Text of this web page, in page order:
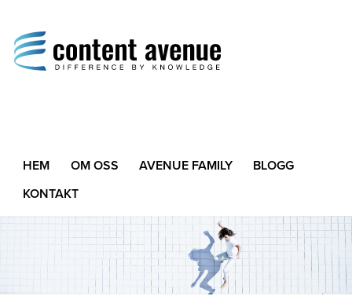
Difference by Knowledge
HEM OM OSS AVENUE FAMILY
BLOGG
KONTAKT